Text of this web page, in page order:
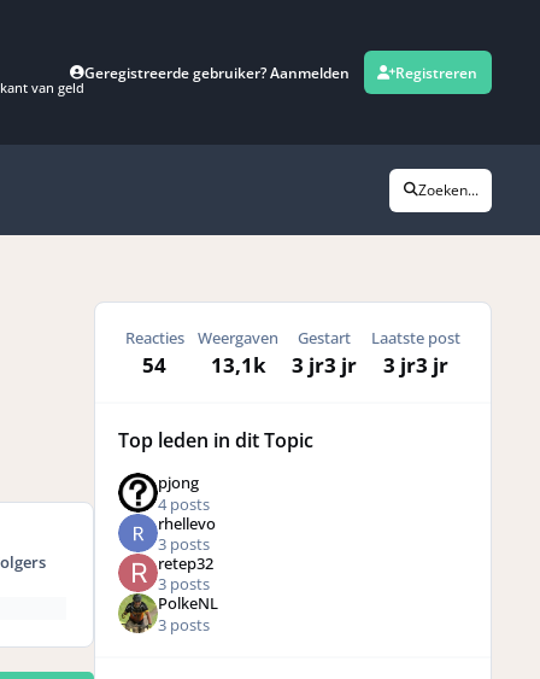
van geld
Geregistreerde gebruiker? Aanmelden Registreren
Zoeken...
Reacties
54
Weergaven
13,1k
Gestart
3 jr3 jr
Laatste post
3 jr3 jr
Top leden in dit Topic
pjong
4 posts
rhellevo
3 posts
retep32
3 posts
PolkeNL
3 posts